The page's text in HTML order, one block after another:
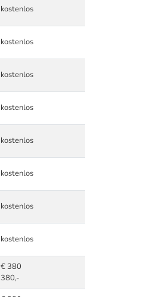
kostenlos
kostenlos
kostenlos
kostenlos
kostenlos
kostenlos
kostenlos
kostenlos
€ 380
380,-